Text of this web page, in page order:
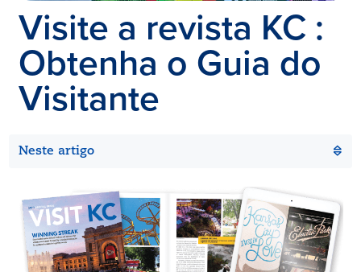
Visite a revista KC:
Obtenha o Guia do
Visitante
Neste artigo